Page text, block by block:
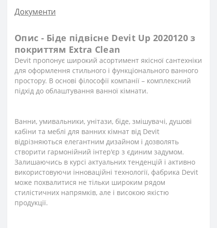
Документи
Опис - Біде підвісне Devit Up 2020120 з
покриттям Extra Clean
Devit пропонує широкий асортимент якісної сантехніки
для оформлення стильного і функціонального ванного
простору. В основі філософії компанії – комплексний
підхід до облаштування ванної кімнати.
Ванни, умивальники, унітази, біде, змішувачі, душові
кабіни та меблі для ванних кімнат від Devit
відрізняються елегантним дизайном і дозволять
створити гармонійний інтер'єр з єдиним задумом.
Залишаючись в курсі актуальних тенденцій і активно
використовуючи інноваційні технології, фабрика Devit
може похвалитися не тільки широким рядом
стилістичних напрямків, але і високою якістю
продукції.